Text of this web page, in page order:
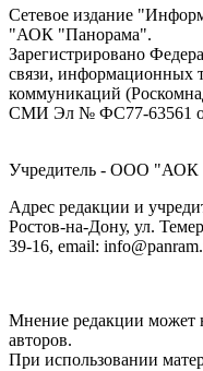
Сетевое издание
"АОК "Панорама".
Зарегистрировано
связи, информационных
коммуникаций
СМИ Эл № ФС77-63561 от
Учредитель - ООО "АОК
Адрес редакции и
Ростов-на-Дону, ул.
39-16, email:
Мнение редакции может
авторов.
При использовании